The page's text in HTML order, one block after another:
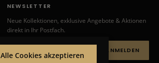
NEWSLETTER
Neue Kollektionen, exklusive Angebote & Aktionen
direkt in Ihr Postfach.
ANMELDEN
Alle Cookies akzeptieren